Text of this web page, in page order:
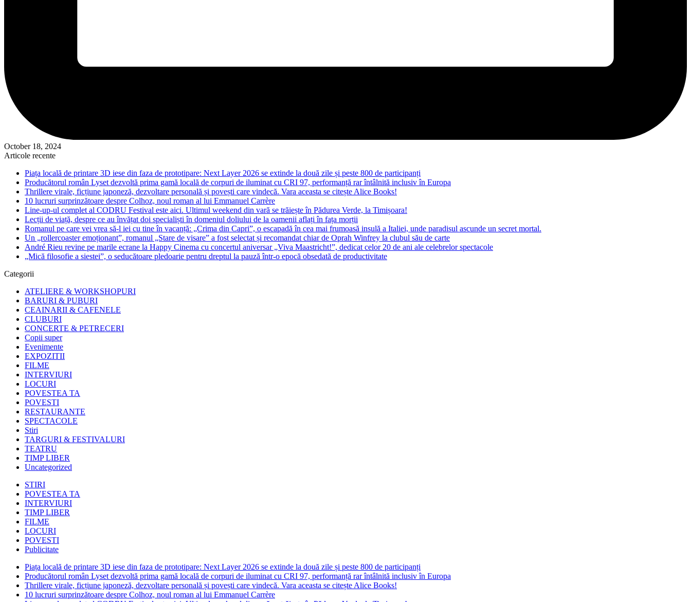
October 18, 2024
Articole recente
Piața locală de printare 3D iese din faza de prototipare: Next Layer 2026 se extinde la două zile și peste 800 de participanți
Producătorul român Lyset dezvoltă prima gamă locală de corpuri de iluminat cu CRI 97, performanță rar întâlnită inclusiv în Europa
Thrillere virale, ficțiune japoneză, dezvoltare personală și povești care vindecă. Vara aceasta se citește Alice Books!
10 lucruri surprinzătoare despre Colhoz, noul roman al lui Emmanuel Carrère
Line-up-ul complet al CODRU Festival este aici. Ultimul weekend din vară se trăiește în Pădurea Verde, la Timișoara!
Lecții de viață, despre ce au învățat doi specialiști în domeniul doliului de la oamenii aflați în fața morții
Romanul pe care vei vrea să-l iei cu tine în vacanță: „Crima din Capri”, o escapadă în cea mai frumoasă insulă a Italiei, unde paradisul ascunde un secret mortal.
Un „rollercoaster emoționant”, romanul „Stare de visare” a fost selectat și recomandat chiar de Oprah Winfrey la clubul său de carte
André Rieu revine pe marile ecrane la Happy Cinema cu concertul aniversar „Viva Maastricht!”, dedicat celor 20 de ani ale celebrelor spectacole
„Mică filosofie a siestei”, o seducătoare pledoarie pentru dreptul la pauză într-o epocă obsedată de productivitate
Categorii
ATELIERE & WORKSHOPURI
BARURI & PUBURI
CEAINARII & CAFENELE
CLUBURI
CONCERTE & PETRECERI
Copii super
Evenimente
EXPOZITII
FILME
INTERVIURI
LOCURI
POVESTEA TA
POVESTI
RESTAURANTE
SPECTACOLE
Stiri
TARGURI & FESTIVALURI
TEATRU
TIMP LIBER
Uncategorized
STIRI
POVESTEA TA
INTERVIURI
TIMP LIBER
FILME
LOCURI
POVESTI
Publicitate
Piața locală de printare 3D iese din faza de prototipare: Next Layer 2026 se extinde la două zile și peste 800 de participanți
Producătorul român Lyset dezvoltă prima gamă locală de corpuri de iluminat cu CRI 97, performanță rar întâlnită inclusiv în Europa
Thrillere virale, ficțiune japoneză, dezvoltare personală și povești care vindecă. Vara aceasta se citește Alice Books!
10 lucruri surprinzătoare despre Colhoz, noul roman al lui Emmanuel Carrère